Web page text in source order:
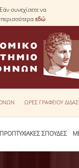
συνεχίσετε να
εδώ
ΩΡΕΣ ΓΡΑΦΕΙΟΥ
ΠΡΟΠΤΥΧΙΑΚΕΣ ΣΠΟΥΔΕΣ